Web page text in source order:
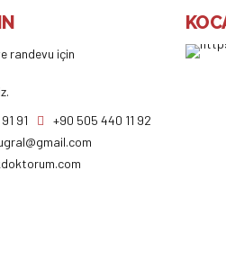
randevu için
91
+90 505 440 11 92